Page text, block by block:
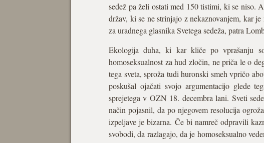
sedež pa želi ostati med 150 tistimi, ki se niso.
držav, ki se ne strinjajo z nekaznovanjem, kar
za uradnega glasnika Svetega sedeža, patra
Ekologija duha, ki kar kliče po vprašanju
homoseksualnost za hud zločin, ne priča le o
tega sveta, sproža tudi huronski smeh vpričo
poskušal ojačati svojo argumentacijo glede
sprejetega v OZN 18. decembra lani. Sveti
način pojasnil, da po njegovem resolucija
izpeljave je bizarna. Če bi namreč odpravili
svobodi, da razlagajo, da je homoseksualno